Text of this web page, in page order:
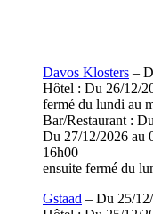
Davos Klosters –
Hôtel : Du 26/12/
fermé du lundi au
Bar/Restaurant :
Du 27/12/2026 au
16h00
ensuite fermé du
Gstaad – Du 25/